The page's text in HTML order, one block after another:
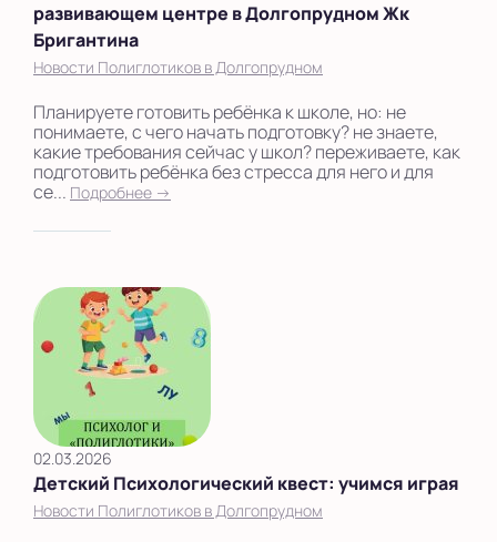
развивающем центре в Долгопрудном Жк
Бригантина
Новости Полиглотиков в Долгопрудном
Планируете готовить ребёнка к школе, но: не
понимаете, с чего начать подготовку? не знаете,
какие требования сейчас у школ? переживаете, как
подготовить ребёнка без стресса для него и для
се... Подробнее →
02.03.2026
Детский Психологический квест: учимся играя
Новости Полиглотиков в Долгопрудном